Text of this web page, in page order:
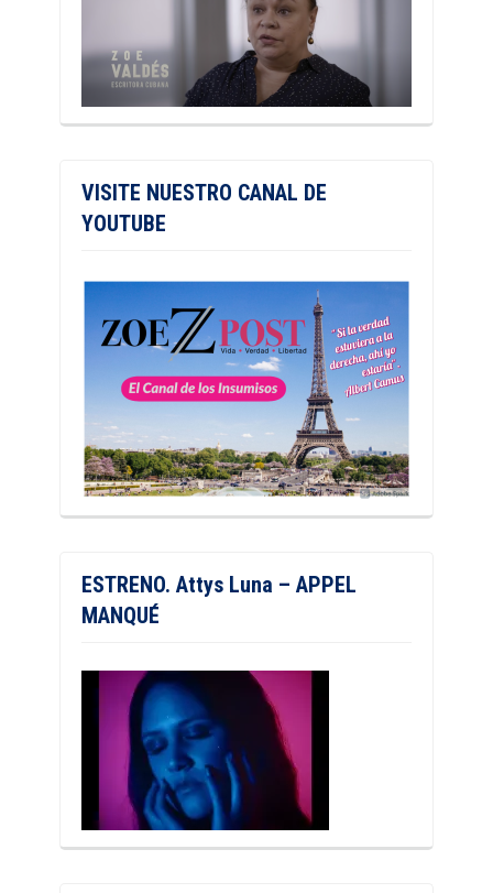
VISITE NUESTRO CANAL DE
YOUTUBE
ESTRENO. Attys Luna – APPEL
MANQUÉ